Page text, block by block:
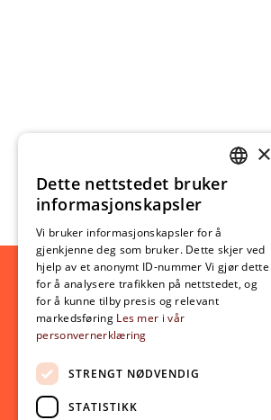
Contact
Contact us
NORWEGIAN
×
Dette nettstedet bruker
informasjonskapsler
Vi bruker informasjonskapsler for å
gjenkjenne deg som bruker. Dette skjer ved
hjelp av et anonymt ID-nummer Vi gjør dette
for å analysere trafikken på nettstedet, og
for å kunne tilby presis og relevant
markedsføring Les mer i vår
personvernerklæring
STRENGT NØDVENDIG
STATISTIKK